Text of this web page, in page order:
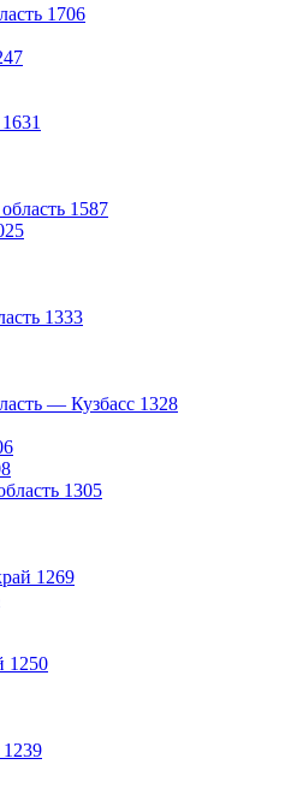
1706
1631
1587
1333
— Кузбасс 1328
1305
1269
1250
1239